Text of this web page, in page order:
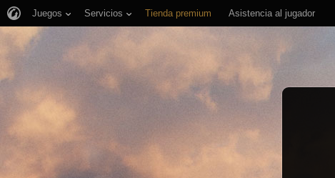
Juegos Servicios Tienda premium Asistencia al jugador